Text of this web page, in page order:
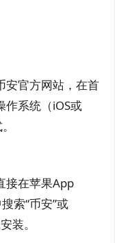
安官方网站，在首
作系统（iOS或
接在苹果App
索“币安”或
装。